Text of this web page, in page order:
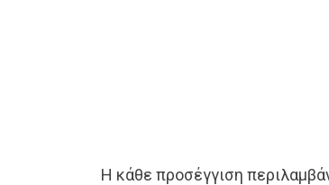
Η κάθε προσέγγιση